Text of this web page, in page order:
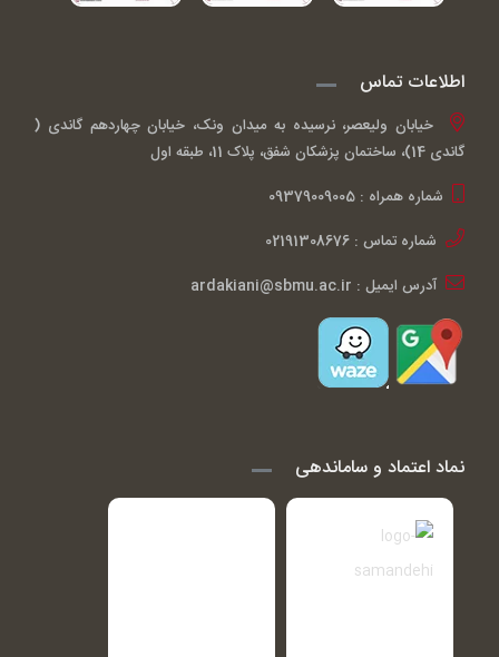
اطلاعات تماس
خیابان ولیعصر، نرسیده به میدان ونک، خیابان چهاردهم گاندی (
گاندی 14)، ساختمان پزشکان شفق، پلاک 11، طبقه اول
شماره همراه : 09379009005
شماره تماس : 02191308676
آدرس ایمیل : ardakiani@sbmu.ac.ir
نماد اعتماد و ساماندهی